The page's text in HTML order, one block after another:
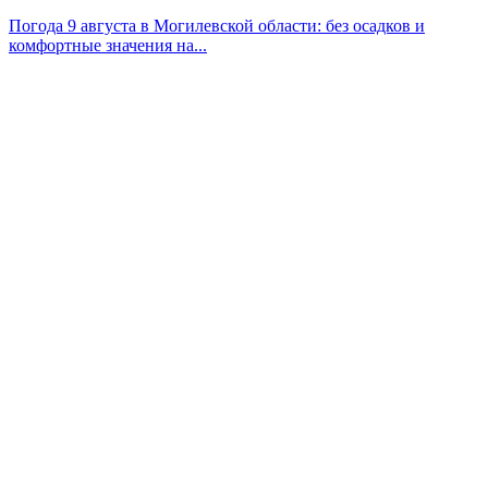
Погода 9 августа в Могилевской области: без осадков и
комфортные значения на...